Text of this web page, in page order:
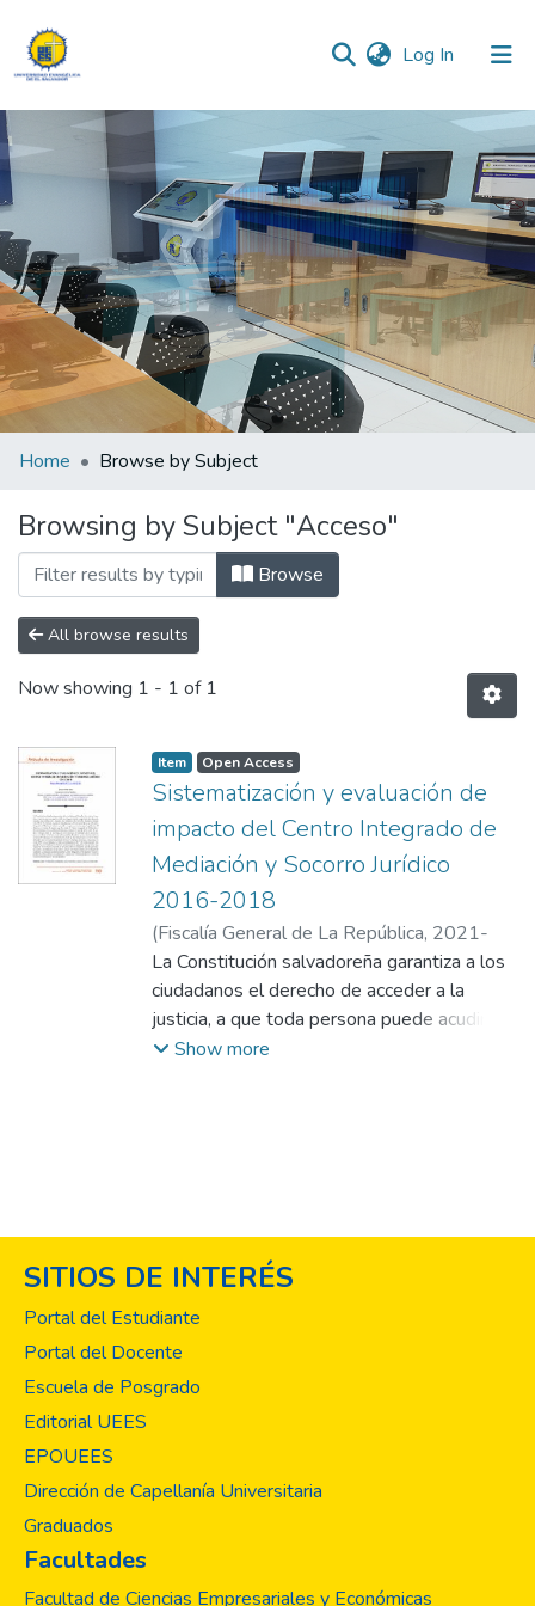
Log In (current)
Communities & Collections
All of DSpace
Home Browse by Subject
Browsing by Subject "Acceso"
Browse
All browse results
Now showing 1 - 1 of 1
Item Open Access
Sistematización y evaluación de
impacto del Centro Integrado de
Mediación y Socorro Jurídico
2016-2018
(Fiscalía General de La República, 2021-
04-26)Peña Ortiz, Ana Iris
La Constitución salvadoreña garantiza a los
ciudadanos el derecho de acceder a la
justicia, a que toda persona puede acudir a
un órgano estatal competente para plantear
objetivo es evaluar el impacto que ha tenido
el Centro Integrado de Mediación y
durante el periodo 2016-2018. Se utilizó el
enfoque mixto de investigación,
jueces, entidades de la Procuraduría
General de la República y otros
cálculo de los indicadores a través los datos
Show more
SITIOS DE INTERÉS
Portal del Estudiante
Portal del Docente
Escuela de Posgrado
Editorial UEES
EPOUEES
Dirección de Capellanía Universitaria
Graduados
Facultades
Facultad de Ciencias Empresariales y Económicas